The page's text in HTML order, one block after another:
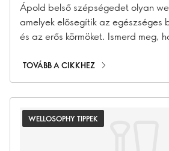
Ápold belső szépségedet olyan
amelyek elősegítik az egészséges
és az erős körmöket. Ismerd meg,
TOVÁBB A CIKKHEZ
WELLOSOPHY TIPPEK